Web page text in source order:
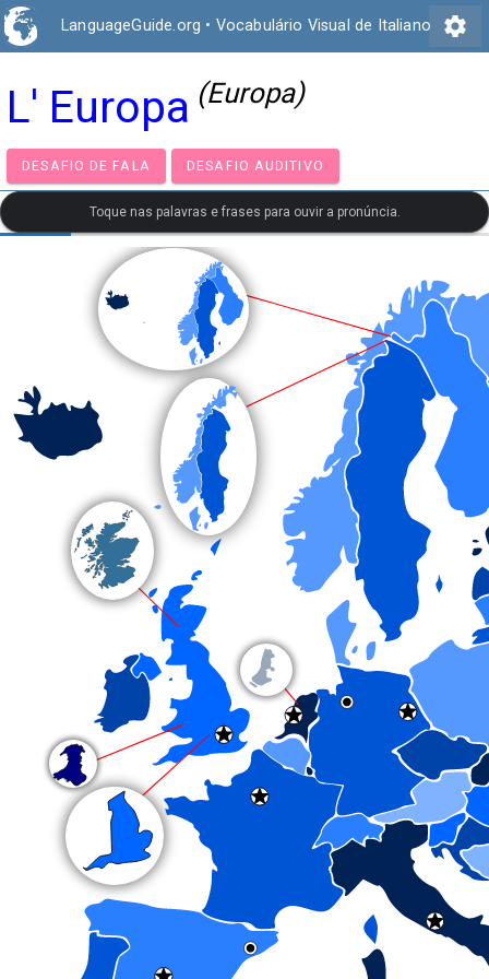
LanguageGuide.org • Vocabulário Visual de Italiano settings
L' Europa (Europa)
DESAFIO DE FALA DESAFIO AUDITIVO
Toque nas palavras e frases para ouvir a pronúncia.